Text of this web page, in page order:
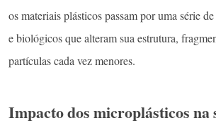
os materiais plásticos passam por uma série
e biológicos que alteram sua estrutura,
partículas cada vez menores.
Impacto dos microplásticos na